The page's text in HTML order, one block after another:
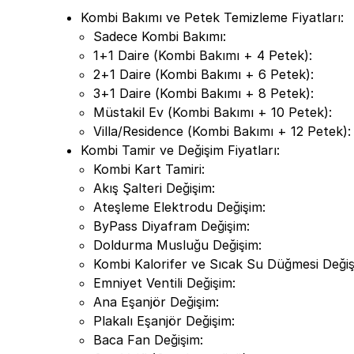
Kombi Bakımı ve Petek Temizleme Fiyatları:
Sadece Kombi Bakımı:
1+1 Daire (Kombi Bakımı + 4 Petek):
2+1 Daire (Kombi Bakımı + 6 Petek):
3+1 Daire (Kombi Bakımı + 8 Petek):
Müstakil Ev (Kombi Bakımı + 10 Petek):
Villa/Residence (Kombi Bakımı + 12 Petek):
Kombi Tamir ve Değişim Fiyatları:
Kombi Kart Tamiri:
Akış Şalteri Değişim:
Ateşleme Elektrodu Değişim:
ByPass Diyafram Değişim:
Doldurma Musluğu Değişim:
Kombi Kalorifer ve Sıcak Su Düğmesi
Emniyet Ventili Değişim:
Ana Eşanjör Değişim:
Plakalı Eşanjör Değişim:
Baca Fan Değişim: